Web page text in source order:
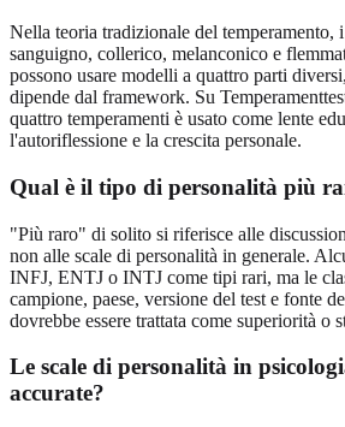
Nella teoria tradizionale del temperamento,
sanguigno, collerico, melanconico e
possono usare modelli a quattro parti
dipende dal framework. Su
quattro temperamenti è usato come lente
l'autoriflessione e la crescita personale.
Qual è il tipo di personalità più
"Più raro" di solito si riferisce alle
non alle scale di personalità in generale.
INFJ, ENTJ o INTJ come tipi rari, ma le
campione, paese, versione del test e fonte
dovrebbe essere trattata come superiorità o
Le scale di personalità in
accurate?